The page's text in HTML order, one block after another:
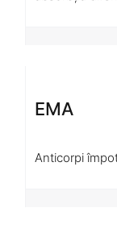
EMA
Anticorpi